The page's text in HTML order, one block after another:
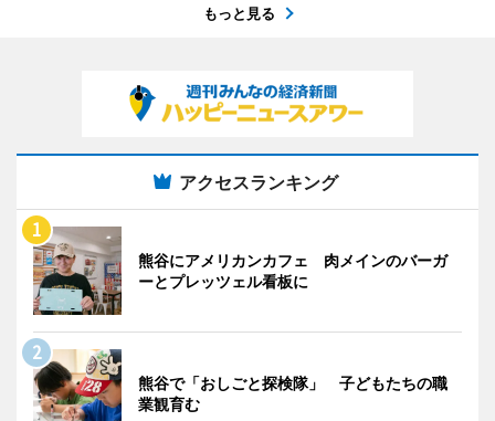
もっと見る
アクセスランキング
熊谷にアメリカンカフェ 肉メインのバーガ
ーとプレッツェル看板に
熊谷で「おしごと探検隊」 子どもたちの職
業観育む